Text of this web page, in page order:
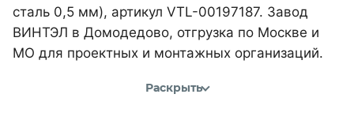
сталь 0,5 мм), артикул VTL-00197187. Завод
ВИНТЭЛ в Домодедово, отгрузка по Москве и
МО для проектных и монтажных организаций.
Раскрыть